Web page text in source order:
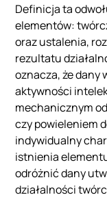
Definicja ta
elementów:
oraz ustalenia,
rezultatu
oznacza, że dany
aktywności
mechanicznym
czy powieleniem
indywidualny
istnienia
odróżnić dany
działalności